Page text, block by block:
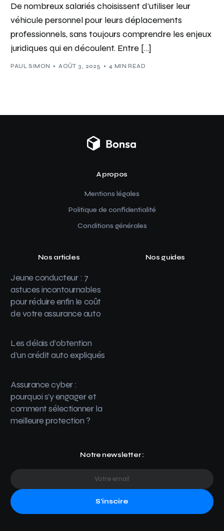
De nombreux salariés choisissent d’utiliser leur
véhicule personnel pour leurs déplacements
professionnels, sans toujours comprendre les enjeux
juridiques qui en découlent. Entre […]
PAUL SIMON AOÛT 3, 2025 4 MIN READ
A propos
Mentions légales
Politique de confidentialité
Conditions générales
Nos articles
Jeune conducteur : 7
astuces incontournables
pour réduire enfin le coût
de votre assurance auto
Les délais d’obtention
d’un crédit auto expliqués
Assurance cyber :
pourquoi s’y engager et
comment sélectionner la
meilleure protection ?
Nos guides
Notre newsletter :
S'inscire